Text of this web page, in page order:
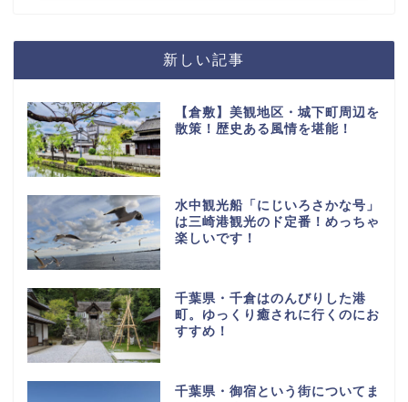
新しい記事
【倉敷】美観地区・城下町周辺を
散策！歴史ある風情を堪能！
水中観光船「にじいろさかな号」
は三崎港観光のド定番！めっちゃ
楽しいです！
千葉県・千倉はのんびりした港
町。ゆっくり癒されに行くのにお
すすめ！
千葉県・御宿という街についてま